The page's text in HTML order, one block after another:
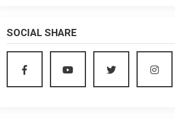
SOCIAL SHARE